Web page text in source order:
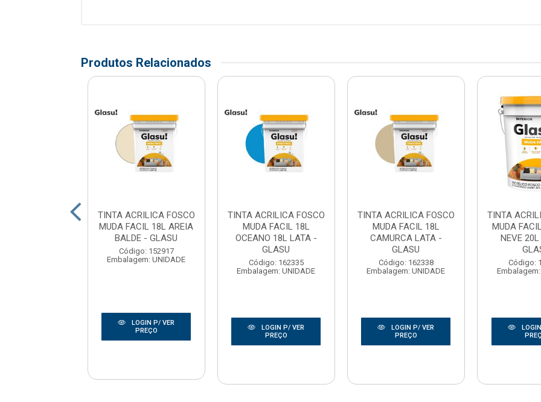
Produtos Relacionados
TINTA ACRILICA FOSCO
MUDA FACIL 18L AREIA
BALDE - GLASU
Código: 152917
Embalagem: UNIDADE
LOGIN P/ VER
PREÇO
TINTA ACRILICA FOSCO
MUDA FACIL 18L
OCEANO 18L LATA -
GLASU
Código: 162335
Embalagem: UNIDADE
LOGIN P/ VER
PREÇO
TINTA ACRILICA FOSCO
MUDA FACIL 18L
CAMURCA LATA -
GLASU
Código: 162338
Embalagem: UNIDADE
LOGIN P/ VER
PREÇO
TINTA
MUDA
NEVE
Código: